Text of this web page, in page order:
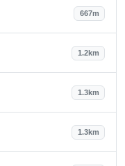
667m
1.2km
1.3km
1.3km